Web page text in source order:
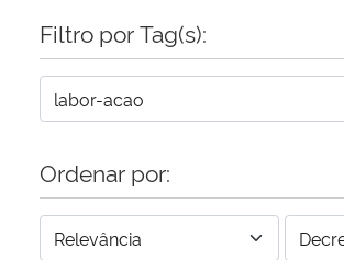
Secretaria de Governo
Advocacia-Geral da União
Banco Central do Brasil
Filtro por Tag(s):
Ordenar por: